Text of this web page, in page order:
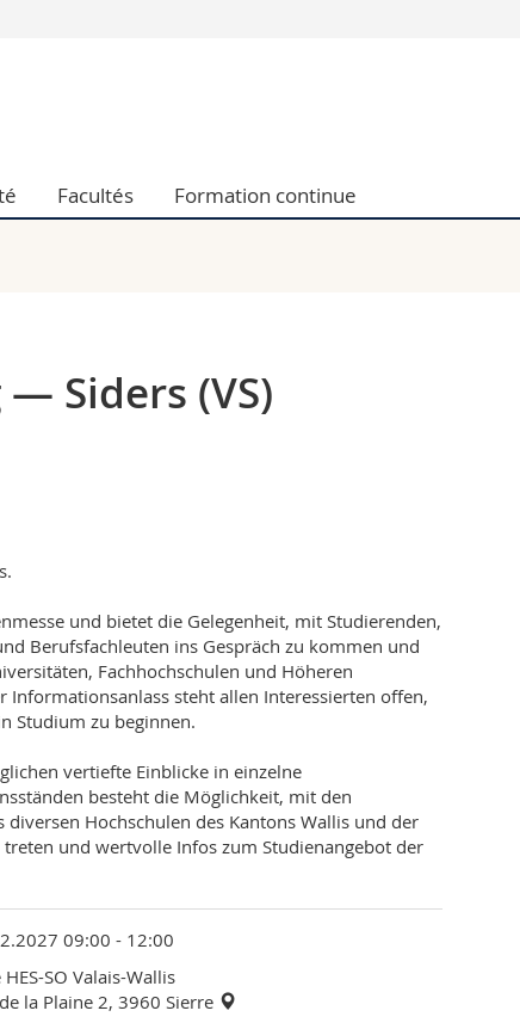
humaines
et de la formation
Collaborateurs
Facultés Formation continue
Siders (VS)
und bietet die Gelegenheit, mit Studierenden,
Berufsfachleuten ins Gespräch zu kommen und
Fachhochschulen und Höheren
Informationsanlass steht allen Interessierten offen,
Studium zu beginnen.
vertiefte Einblicke in einzelne
besteht die Möglichkeit, mit den
Hochschulen des Kantons Wallis und der
und wertvolle Infos zum Studienangebot der
09:00 - 12:00
HES-SO Valais-Wallis
la Plaine 2, 3960 Sierre